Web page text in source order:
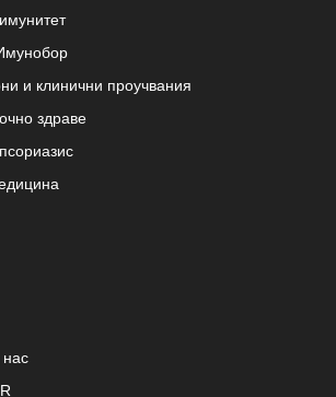
и клинични проучвания
здраве